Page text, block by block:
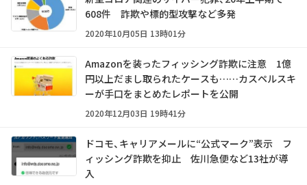
608件 詐欺や標的型攻撃など多発
2020年10月05日 13時01分
Amazonを装ったフィッシング詐欺に注意 1億
円以上だまし取られたケースも……カスペルスキ
ーが手口をまとめたレポートを公開
2020年12月03日 19時41分
ドコモ、キャリアメールに“公式マーク”表示 フ
ィッシング詐欺を抑止 佐川急便など13社が導
入